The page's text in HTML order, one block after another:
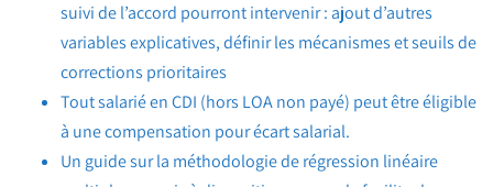
suivi de l’accord pourront intervenir : ajout d’autres
variables explicatives, définir les mécanismes et seuils de
corrections prioritaires
Tout salarié en CDI (hors LOA non payé) peut être éligible
à une compensation pour écart salarial.
Un guide sur la méthodologie de régression linéaire